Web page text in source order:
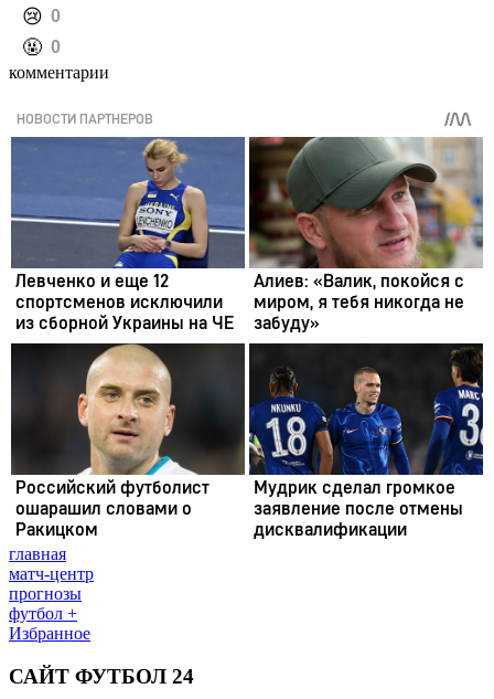
️😢 0
️🤬 0
комментарии
главная
матч-центр
прогнозы
футбол +
Избранное
САЙТ ФУТБОЛ 24